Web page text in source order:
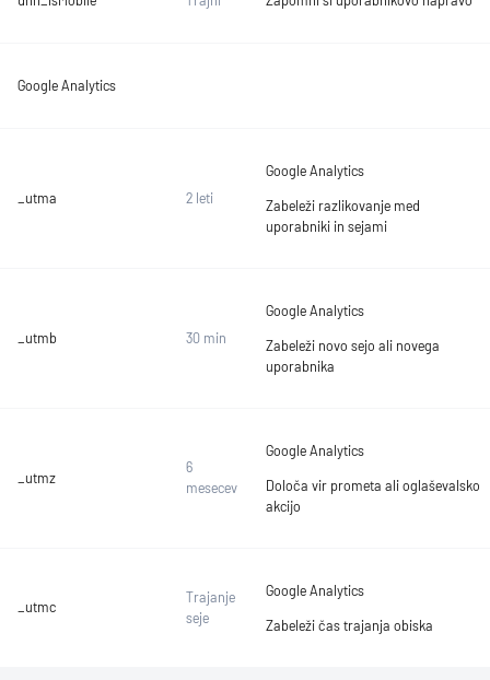
Google Analytics
_utma 2 leti
Google Analytics
Zabeleži razlikovanje med
uporabniki in sejami
_utmb 30 min
Google Analytics
Zabeleži novo sejo ali novega
uporabnika
_utmz
6
mesecev
Google Analytics
Določa vir prometa ali oglaševalsko
akcijo
_utmc
Trajanje
seje
Google Analytics
Zabeleži čas trajanja obiska